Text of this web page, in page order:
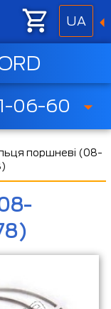
UA
06-60
поршневі (08-